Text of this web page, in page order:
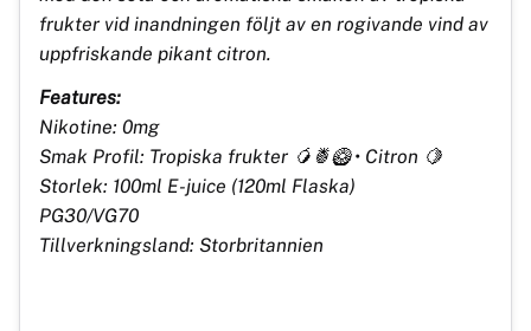
frukter vid inandningen följt av en rogivande vind av
uppfriskande pikant citron.
Features:
Nikotine: 0mg
Smak Profil: Tropiska frukter 🥭🍍🥝 • Citron 🍋
Storlek: 100ml E-juice (120ml Flaska)
PG30/VG70
Tillverkningsland: Storbritannien